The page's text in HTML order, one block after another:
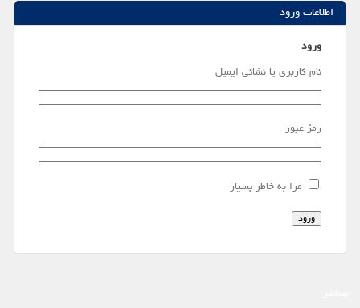
اطلاعات ورود
ورود
نام کاربری یا نشانی ایمیل
رمز عبور
مرا به خاطر بسپار
ورود